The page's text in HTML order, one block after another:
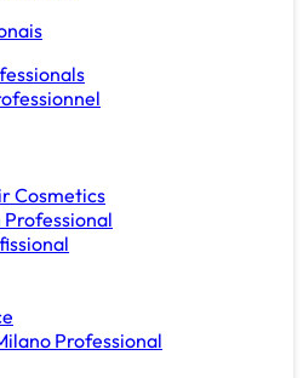
Cosmetics
Professional